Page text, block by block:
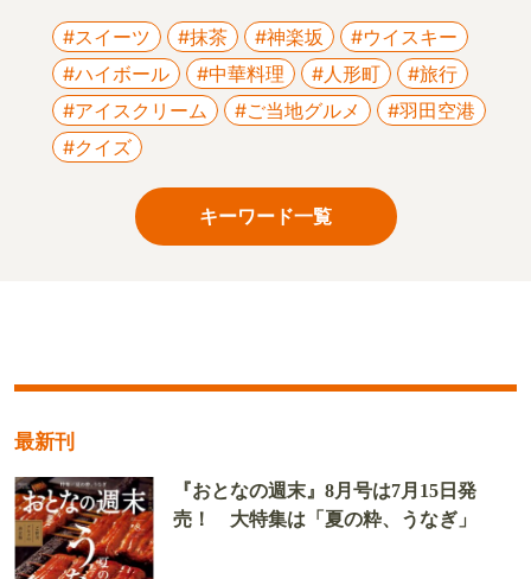
#スイーツ #抹茶 #神楽坂
#ウイスキー
#ハイボール
#中華料理 #人形町
#旅行
#アイスクリーム
#ご当地グルメ
#羽田空港
#クイズ
キーワード一覧
最新刊
『おとなの週末』8月号は7月15日発
売！ 大特集は「夏の粋、うなぎ」